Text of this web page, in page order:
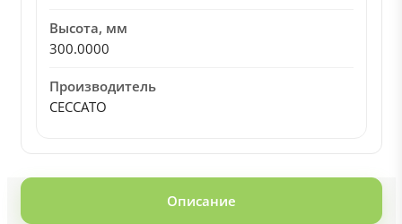
Высота, мм
300.0000
Производитель
CECCATO
Описание